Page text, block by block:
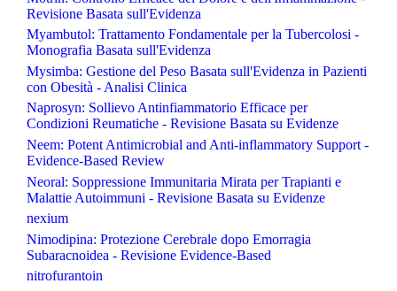
Revisione Basata sull'Evidenza
Myambutol: Trattamento Fondamentale per la Tubercolosi -
Monografia Basata sull'Evidenza
Mysimba: Gestione del Peso Basata sull'Evidenza in Pazienti
con Obesità - Analisi Clinica
Naprosyn: Sollievo Antinfiammatorio Efficace per
Condizioni Reumatiche - Revisione Basata su Evidenze
Neem: Potent Antimicrobial and Anti-inflammatory Support -
Evidence-Based Review
Neoral: Soppressione Immunitaria Mirata per Trapianti e
Malattie Autoimmuni - Revisione Basata su Evidenze
nexium
Nimodipina: Protezione Cerebrale dopo Emorragia
Subaracnoidea - Revisione Evidence-Based
nitrofurantoin